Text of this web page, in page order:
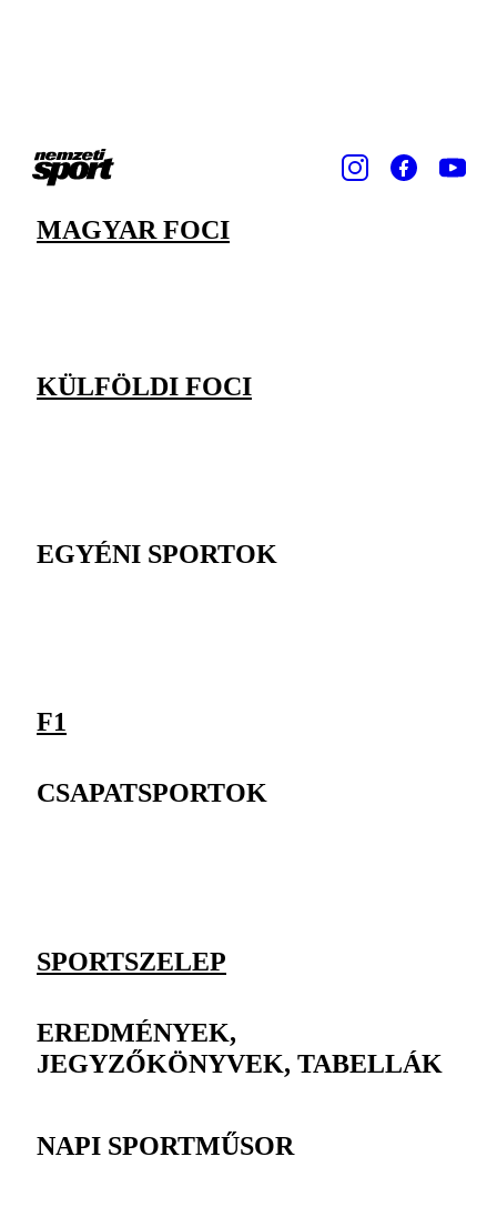
MAGYAR FOCI
KÜLFÖLDI FOCI
EGYÉNI SPORTOK
F1
CSAPATSPORTOK
SPORTSZELEP
EREDMÉNYEK,
JEGYZŐKÖNYVEK, TABELLÁK
NAPI SPORTMŰSOR